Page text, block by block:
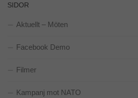
SIDOR
Aktuellt – Möten
Facebook Demo
Filmer
Kampanj mot NATO